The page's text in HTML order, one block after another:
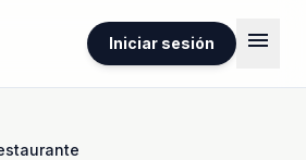
Iniciar sesión menu